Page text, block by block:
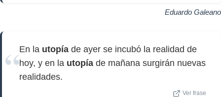
Eduardo Galeano
En la utopía de ayer se incubó la realidad de
hoy, y en la utopía de mañana surgirán nuevas
realidades.
Ver frase